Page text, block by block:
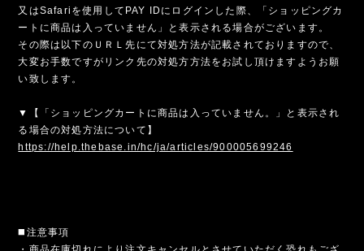
又はSafariを使用してPAY IDにログインした際、「ショッピングカ
ートに商品は入っていません」と表示される場合がございます。
その際は以下のＵＲＬ先にて対処方法が記載されておりますので、
大変お手数ですがリンク先の対処方方法をお試し頂けますようお願
い致します。
▼【「ショッピングカートに商品は入っていません。」と表示され
る場合の対処方法について】
https://help.thebase.in/hc/ja/articles/900005699246
◼️注意事項